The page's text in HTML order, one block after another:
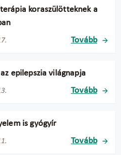
koraszülötteknek a
Tovább
epilepszia világnapja
Tovább
is gyógyír
Tovább